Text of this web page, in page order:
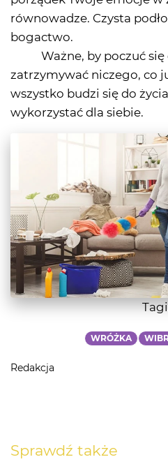
równowadze. Czysta
bogactwo.
Ważne, by poczuć się
zatrzymywać niczego, co
wszystko budzi się do
wykorzystać dla siebie.
WRÓŻKA
Redakcja
Sprawdź także